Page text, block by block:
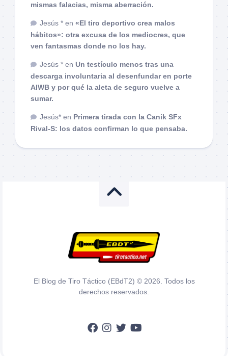
mismas falacias, misma aberración.
Jesús * en «El tiro deportivo crea malos
hábitos»: otra excusa de los mediocres, que
ven fantasmas donde no los hay.
Jesús * en Un testículo menos tras una
descarga involuntaria al desenfundar en porte
AIWB y por qué la aleta de seguro vuelve a
sumar.
Jesús* en Primera tirada con la Canik SFx
Rival-S: los datos confirman lo que pensaba.
El Blog de Tiro Táctico (EBdT2) © 2026. Todos los
derechos reservados.